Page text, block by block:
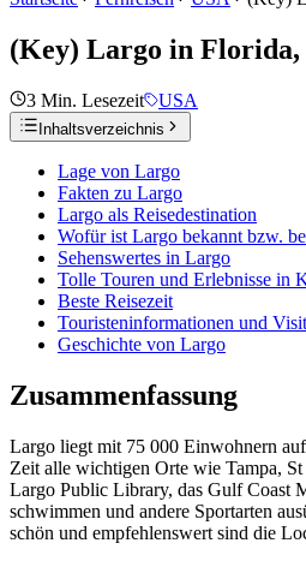
(Key) Largo in Florida,
3 Min. Lesezeit USA
Inhaltsverzeichnis
Lage von Largo
Fakten zu Largo
Largo als Reisedestination
Wofür ist Largo bekannt bzw.
Sehenswertes in Largo
Tolle Touren und Erlebnisse in
Beste Reisezeit
Touristeninformationen und
Geschichte von Largo
Zusammenfassung
Largo liegt mit 75 000 Einwohnern
Zeit alle wichtigen Orte wie Tampa,
Largo Public Library, das Gulf Coast
schwimmen und andere Sportarten
schön und empfehlenswert sind die